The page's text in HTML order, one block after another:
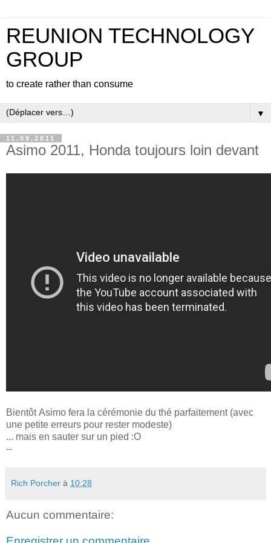
REUNION TECHNOLOGY
GROUP
to create rather than consume
▼
11.09.2011
Asimo 2011, Honda toujours loin devant
Bientôt Asimo fera la cérémonie du thé parfaitement (avec
une petite erreurs pour rester modeste)
... mais en sauter sur un pied :O
--
Rich Porcher à 10:28
Aucun commentaire: